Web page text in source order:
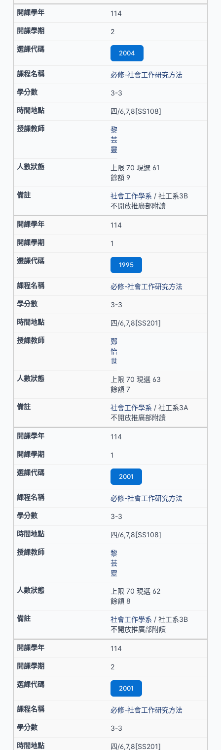
114
2
2004
必修-社會工作研究方法
3-3
四/6,7,8[SS108]
黎
芸
靈
上限 70 現選 61
餘額 9
社會工作學系 / 社工系3B
不開放推廣部附讀
114
1
1995
必修-社會工作研究方法
3-3
四/6,7,8[SS201]
鄭
怡
世
上限 70 現選 63
餘額 7
社會工作學系 / 社工系3A
不開放推廣部附讀
114
1
2001
必修-社會工作研究方法
3-3
四/6,7,8[SS108]
黎
芸
靈
上限 70 現選 62
餘額 8
社會工作學系 / 社工系3B
不開放推廣部附讀
114
2
2001
必修-社會工作研究方法
3-3
四/6,7,8[SS201]